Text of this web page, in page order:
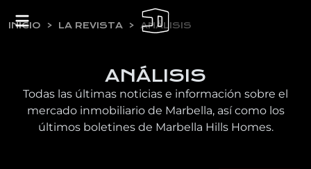
INICIO LA REVISTA ANÁLISIS
ANÁLISIS
Todas las últimas noticias e información sobre el
mercado inmobiliario de Marbella, así como los
últimos boletines de Marbella Hills Homes.